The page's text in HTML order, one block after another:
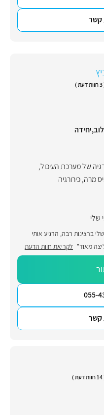
קשר
)
של מערכת העיכול,
מרה,כירורגיה
שלי
ברצינות רבה, הרגיע אותי
מאוד" לקריאת חוות הדעת
055-
קשר
)